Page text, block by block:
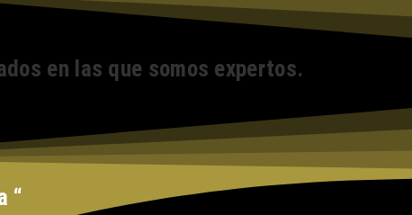
en las que somos expertos.
“